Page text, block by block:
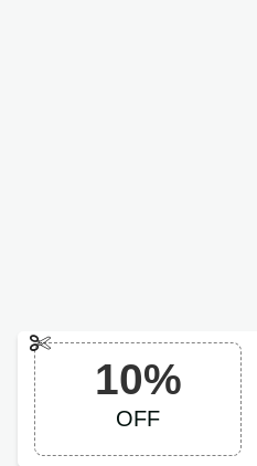
10%
OFF